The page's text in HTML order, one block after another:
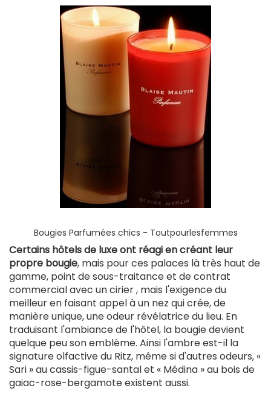
Bougies Parfumées chics - Toutpourlesfemmes
Certains hôtels de luxe ont réagi en créant leur
propre bougie, mais pour ces palaces là très haut de
gamme, point de sous-traitance et de contrat
commercial avec un cirier , mais l'exigence du
meilleur en faisant appel à un nez qui crée, de
manière unique, une odeur révélatrice du lieu. En
traduisant l'ambiance de l'hôtel, la bougie devient
quelque peu son emblème. Ainsi l'ambre est-il la
signature olfactive du Ritz, même si d'autres odeurs, «
Sari » au cassis-figue-santal et « Médina » au bois de
gaiac-rose-bergamote existent aussi.